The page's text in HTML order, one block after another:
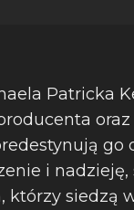
Patricka
go
i
którzy siedzą